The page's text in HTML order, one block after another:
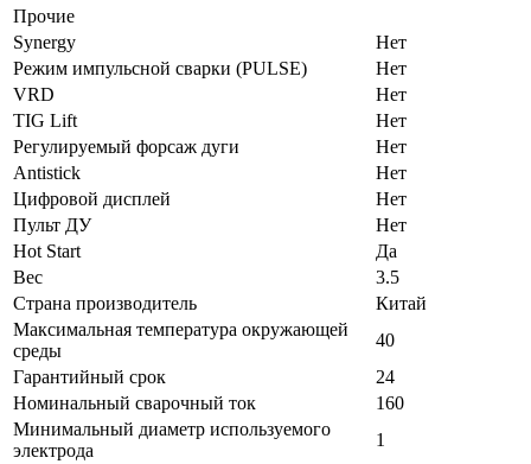
Прочие
Synergy
Нет
Режим импульсной сварки (PULSE)
Нет
VRD
Нет
TIG Lift
Нет
Регулируемый форсаж дуги
Нет
Antistick
Нет
Цифровой дисплей
Нет
Пульт ДУ
Нет
Hot Start
Да
Вес
3.5
Страна производитель
Китай
Максимальная температура окружающей
среды
40
Гарантийный срок
24
Номинальный сварочный ток
160
Минимальный диаметр используемого
электрода
1